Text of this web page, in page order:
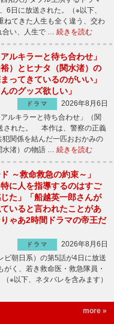
6日に放送された。（※以下、
てきた人生も全く違う、交わ
合い、人生で … 続きを読む
ルキラーと待ち合わせ」
裕）とヒナタ（関水渚）の
ってきているのがいい」
のグッズ欲しい」
ドラマ
2026年8月6日
ルキラーと待ち合わせ」（関
された。 本作は、警察の正義
関係を結んだ一匹おおかみの
水渚）の物語 … 続きを読む
～救命救急の約束～」
特に人を指導するのはすご
た」「船越英一郎さんが
ていると言われたことがあ
ゃあ2時間ドラマの帝王だ
ドラマ
2026年8月6日
朝日系）の第5話が4日に放送
く、若き救命医・救急隊員・
※以下、ネタバレを含みます）
more »